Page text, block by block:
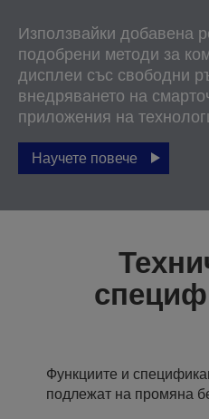
Използвайки добавена
подобрени методи за
дисплеи със свободни
внедряването на
приложения на
Научете повече
Функциите и
подлежат на промяна